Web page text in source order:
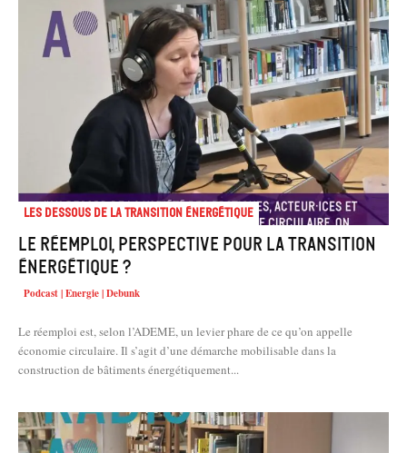
Les dessous de la transition énergétique
Le réemploi, perspective pour la transition
énergétique ?
Podcast | Energie | Debunk
Le réemploi est, selon l’ADEME, un levier phare de ce qu’on appelle
économie circulaire. Il s’agit d’une démarche mobilisable dans la
construction de bâtiments énergétiquement...